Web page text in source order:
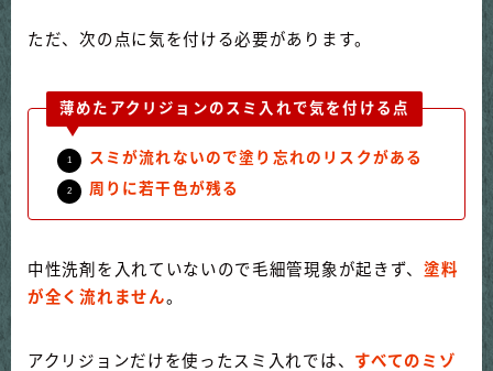
ただ、次の点に気を付ける必要があります。
薄めたアクリジョンのスミ入れで気を付ける点
スミが流れないので塗り忘れのリスクがある
周りに若干色が残る
中性洗剤を入れていないので毛細管現象が起きず、塗料
が全く流れません。
アクリジョンだけを使ったスミ入れでは、 すべてのミゾ